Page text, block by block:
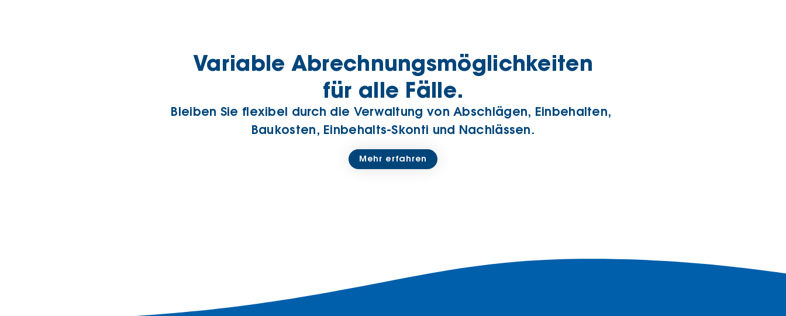
Variable Abrechnungsmöglichkeiten
für alle Fälle.
Bleiben Sie flexibel durch die Verwaltung von Abschlägen, Einbehalten,
Baukosten, Einbehalts-Skonti und Nachlässen.
Mehr erfahren